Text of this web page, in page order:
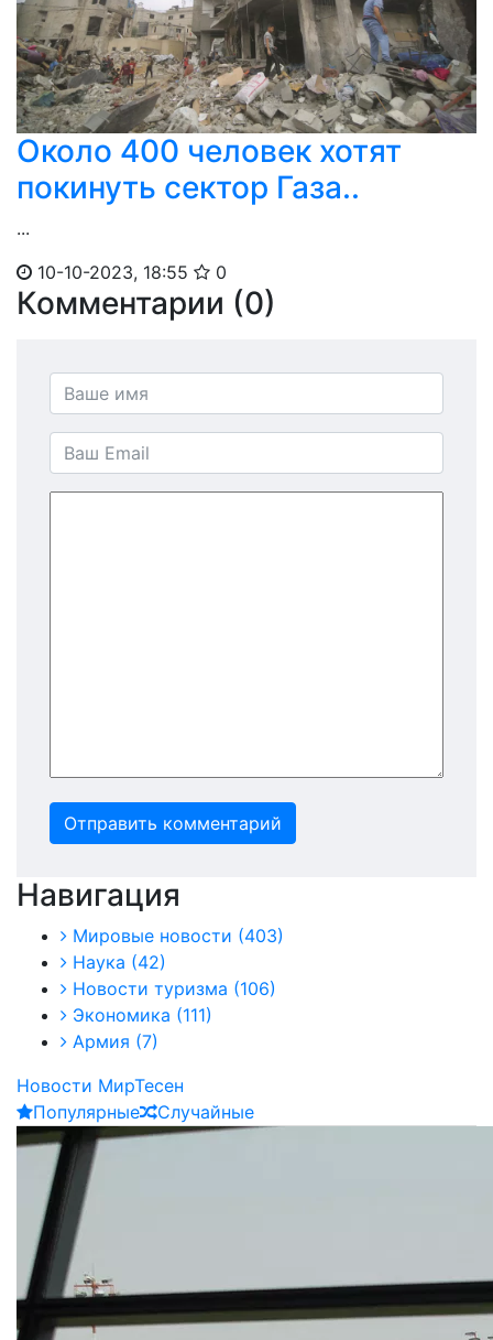
Около 400 человек хотят
покинуть сектор Газа..
...
10-10-2023, 18:55
0
Комментарии (0)
Отправить комментарий
Навигация
Мировые новости (403)
Наука (42)
Новости туризма (106)
Экономика (111)
Армия (7)
Новости МирТесен
Популярные
Случайные